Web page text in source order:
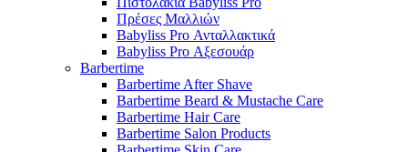
Πρέσες Μαλλιών
Babyliss Pro Ανταλλακτικά
Babyliss Pro Αξεσουάρ
Barbertime
Barbertime After Shave
Barbertime Beard & Mustache Care
Barbertime Hair Care
Barbertime Salon Products